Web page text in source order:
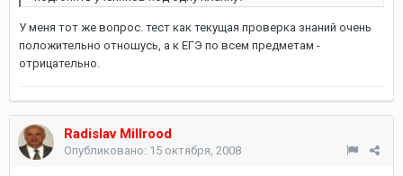
У меня тот же вопрос. тест как текущая проверка знаний очень
положительно отношусь, а к ЕГЭ по всем предметам -
отрицательно.
Radislav Millrood
Опубликовано: 15 октября, 2008